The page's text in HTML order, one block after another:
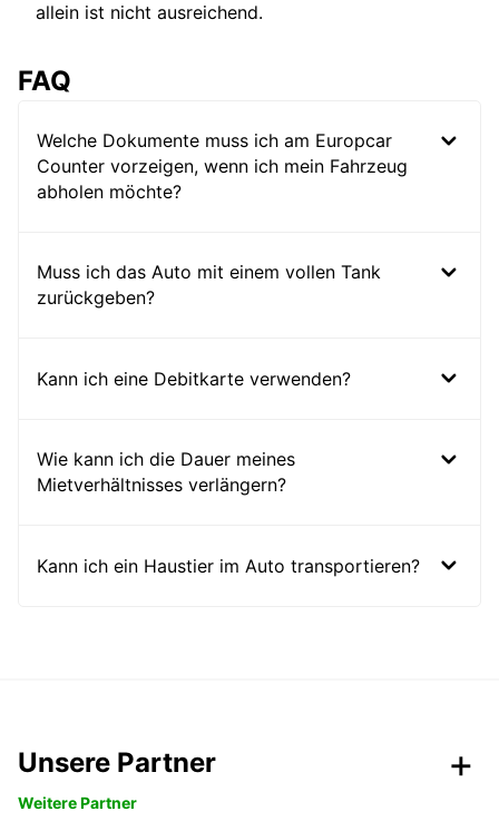
allein ist nicht ausreichend.
FAQ
Welche Dokumente muss ich am Europcar
Counter vorzeigen, wenn ich mein Fahrzeug
abholen möchte?
Muss ich das Auto mit einem vollen Tank
zurückgeben?
Kann ich eine Debitkarte verwenden?
Wie kann ich die Dauer meines
Mietverhältnisses verlängern?
Kann ich ein Haustier im Auto transportieren?
Unsere Partner
Weitere Partner